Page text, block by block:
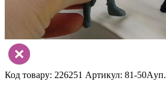
Код товару: 226251 Артикул: 81-50Aуп.